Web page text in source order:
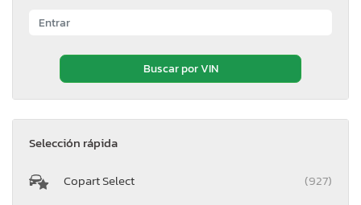
Selección rápida
Copart Select (927)